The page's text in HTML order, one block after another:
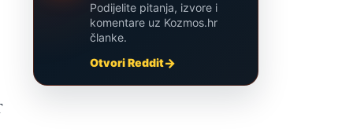
Podijelite pitanja, izvore i
komentare uz Kozmos.hr
članke.
Otvori Reddit